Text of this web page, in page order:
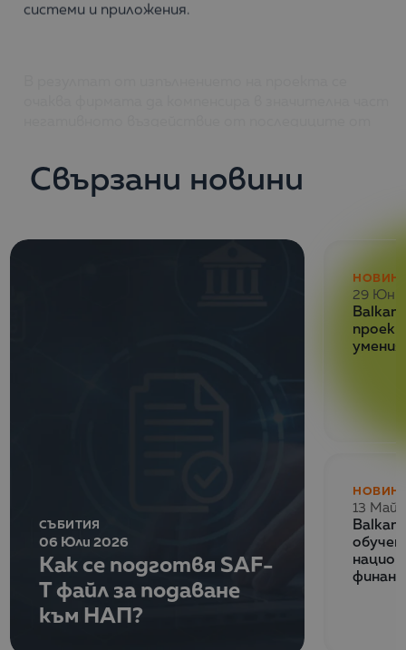
системи и приложения.
Свързани новини
СЪБИТИЯ
06 Юли 2026
Как се подготвя SAF-
T файл за подаване
към НАП?
29 Юни
Balkan
13 Май
Balkan